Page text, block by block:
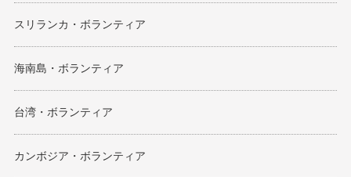
スリランカ・ボランティア
海南島・ボランティア
台湾・ボランティア
カンボジア・ボランティア